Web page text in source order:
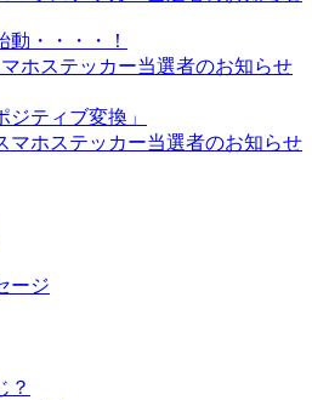
・・・・！
ホステッカー当選者のお知らせ
ティブ変換」
マホステッカー当選者のお知らせ
ージ
？